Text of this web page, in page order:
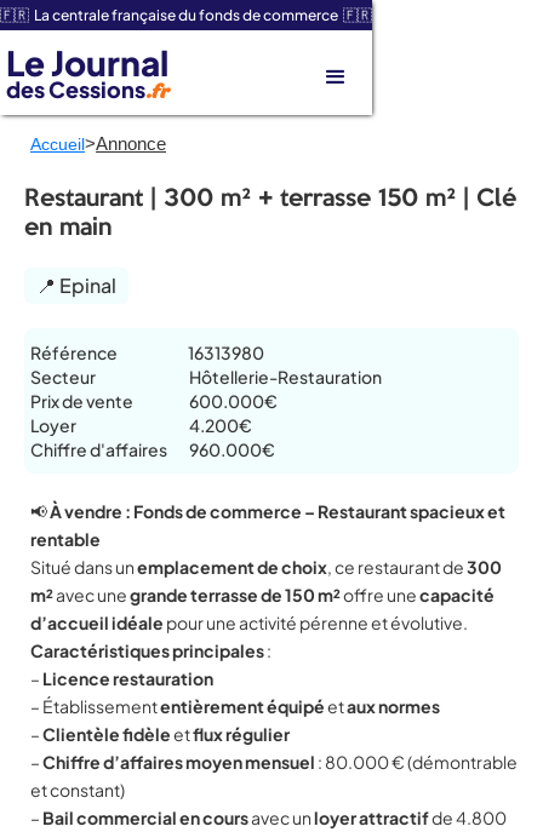
🇫🇷 La centrale française du fonds de commerce 🇫🇷
Le Journal
des Cessions.fr
Accueil>Annonce
Restaurant | 300 m² + terrasse 150 m² | Clé
en main
📍 Epinal
Référence
Secteur
Prix de vente
Loyer
Chiffre d'affaires
16313980
Hôtellerie-Restauration
600.000€
4.200€
960.000€
📢À vendre : Fonds de commerce – Restaurant spacieux et
rentable
Situé dans unemplacement de choix, ce restaurant de300
m²avec unegrande terrasse de 150 m²offre unecapacité
d’accueil idéale pour une activité pérenne et évolutive.
Caractéristiques principales:
– Licence restauration
– Établissemententièrement équipéetaux normes
–Clientèle fidèleetflux régulier
–Chiffre d’affaires moyen mensuel : 80.000 € (démontrable
et constant)
– Bail commercial en coursavec unloyer attractifde 4.800